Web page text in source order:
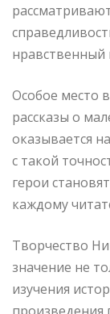
нравственный
Особое место
рассказы о
оказывается
с такой
герои
каждому
Творчество
значение не
изучения